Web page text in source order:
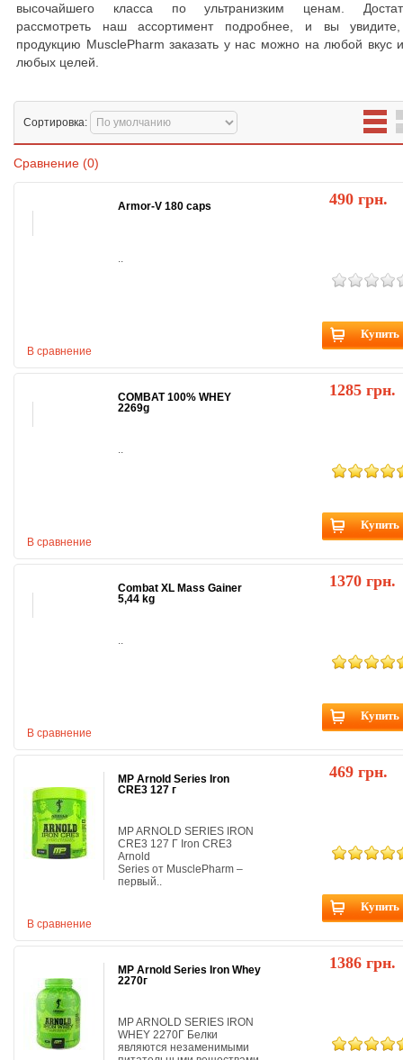
высочайшего класса по ультранизким ценам.
рассмотреть наш ассортимент подробнее, и вы
продукцию MusclePharm заказать у нас можно на любой вкус
любых целей.
Сортировка:
Сравнение (0)
490 грн.
Купить
В сравнение
Armor-V 180 caps
..
1285 грн.
Купить
В сравнение
COMBAT 100% WHEY
2269g
..
1370 грн.
Купить
В сравнение
Combat XL Mass Gainer
5,44 kg
..
469 грн.
Купить
В сравнение
MP Arnold Series Iron
CRE3 127 г
MP ARNOLD SERIES IRON
CRE3 127 Г Iron CRE3
Arnold
Series от MusclePharm –
первый..
1386 грн.
MP Arnold Series Iron Whey
2270г
MP ARNOLD SERIES IRON
WHEY 2270Г Белки
являются незаменимыми